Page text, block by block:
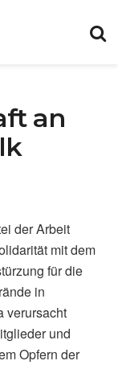
an
der Arbeit
mit dem
für die
in
verursacht
und
Opfern der